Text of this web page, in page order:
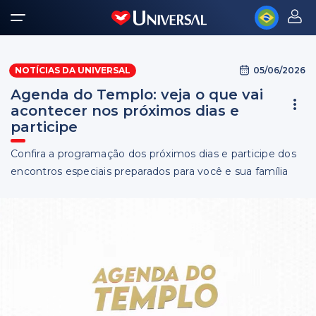
NOTÍCIAS DA UNIVERSAL 05/06/2026
Agenda do Templo: veja o que vai
acontecer nos próximos dias e
participe
Confira a programação dos próximos dias e participe dos
encontros especiais preparados para você e sua família